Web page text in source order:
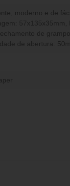
moderno e de
de
de abertura: